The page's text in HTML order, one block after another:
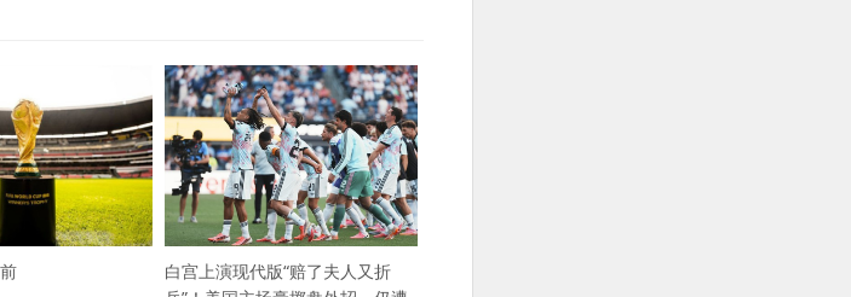
白宫上演现代版“赔了夫人又折